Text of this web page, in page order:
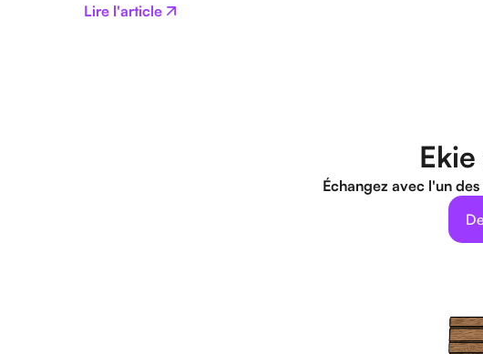
Lire l'article
Échangez avec l'un